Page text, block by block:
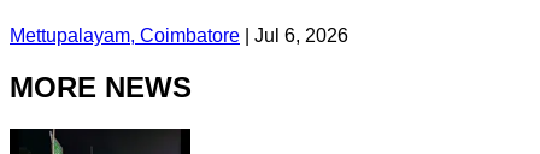
Mettupalayam, Coimbatore Jul 6, 2026
MORE NEWS